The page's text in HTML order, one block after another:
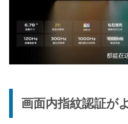
画面内指紋認証が